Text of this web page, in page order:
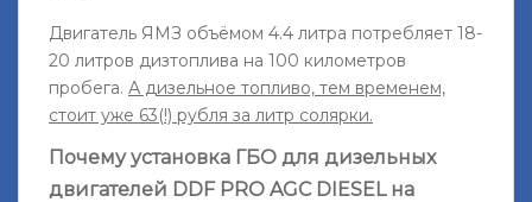
Двигатель ЯМЗ объёмом 4.4 литра потребляет 18-
20 литров дизтоплива на 100 километров
пробега. А дизельное топливо, тем временем,
стоит уже 63(!) рубля за литр солярки.
Почему установка ГБО для дизельных
двигателей DDF PRO AGС DIESEL на